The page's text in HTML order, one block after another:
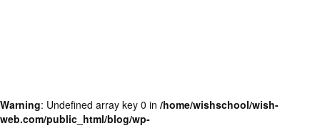
Warning: Undefined array key 0 in /home/wishschool/wish-
web.com/public_html/blog/wp-